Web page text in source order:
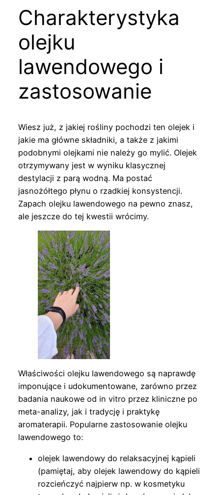
Charakterystyka
olejku
lawendowego i
zastosowanie
Wiesz już, z jakiej rośliny pochodzi ten olejek i
jakie ma główne składniki, a także z jakimi
podobnymi olejkami nie należy go mylić. Olejek
otrzymywany jest w wyniku klasycznej
destylacji z parą wodną. Ma postać
jasnożółtego płynu o rzadkiej konsystencji.
Zapach olejku lawendowego na pewno znasz,
ale jeszcze do tej kwestii wrócimy.
Właściwości olejku lawendowego są naprawdę
imponujące i udokumentowane, zarówno przez
badania naukowe od in vitro przez kliniczne po
meta-analizy, jak i tradycję i praktykę
aromaterapii. Popularne zastosowanie olejku
lawendowego to:
olejek lawendowy do relaksacyjnej kąpieli
(pamiętaj, aby olejek lawendowy do kąpieli
rozcieńczyć najpierw np. w kosmetyku